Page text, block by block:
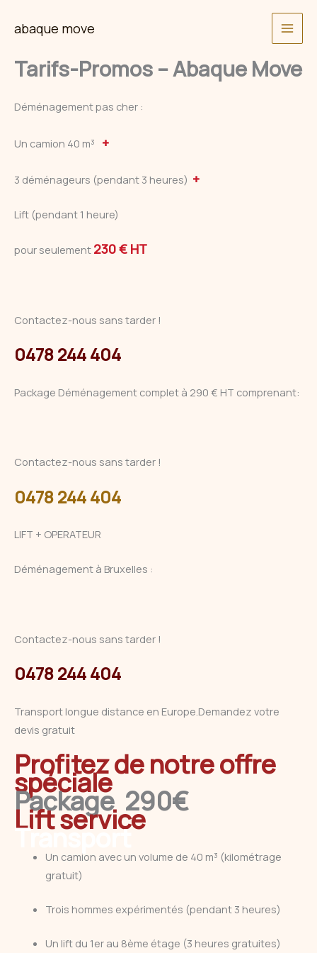
abaque move
Tarifs-Promos – Abaque Move
Déménagement pas cher :
Un camion 40 m³ +
3 déménageurs (pendant 3 heures) +
Lift (pendant 1 heure)
pour seulement 230 € HT
Contactez-nous sans tarder !
0478 244 404
Package Déménagement complet à 290 € HT comprenant:
Contactez-nous sans tarder !
0478 244 404
LIFT + OPERATEUR
Déménagement à Bruxelles :
Contactez-nous sans tarder !
0478 244 404
Transport longue distance en Europe.Demandez votre
devis gratuit
Profitez de notre offre
spéciale
Package 290€
Lift service
Transport
Un camion avec un volume de 40 m³ (kilométrage
gratuit)
Trois hommes expérimentés (pendant 3 heures)
Un lift du 1er au 8ème étage (3 heures gratuites)